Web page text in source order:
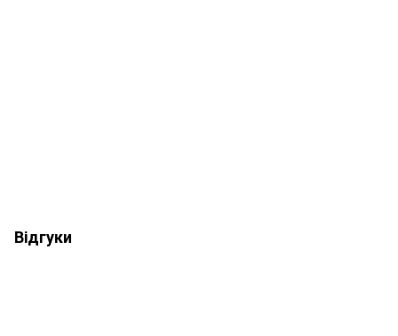
Відгуки